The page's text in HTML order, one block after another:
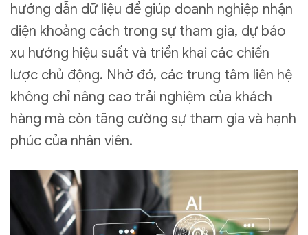
hướng dẫn dữ liệu để giúp doanh nghiệp nhận
diện khoảng cách trong sự tham gia, dự báo
xu hướng hiệu suất và triển khai các chiến
lược chủ động. Nhờ đó, các trung tâm liên hệ
không chỉ nâng cao trải nghiệm của khách
hàng mà còn tăng cường sự tham gia và hạnh
phúc của nhân viên.